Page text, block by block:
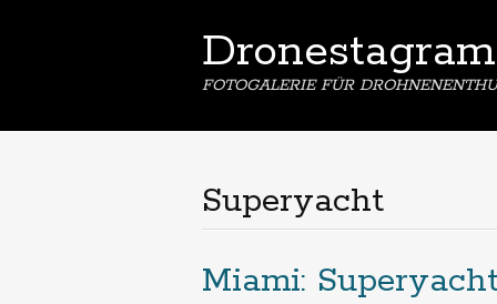
Dronestagram
FOTOGALERIE FÜR
Superyacht
Miami: